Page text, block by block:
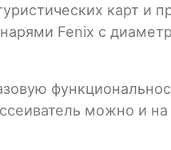
карт и
Fenix с
можно и